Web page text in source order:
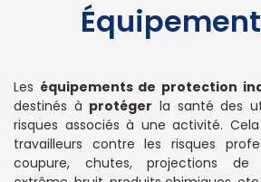
Les équipements de protection
destinés à protéger la santé des
risques associés à une activité.
travailleurs contre les risques
coupure, chutes, projections de